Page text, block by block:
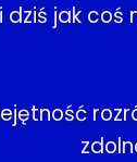
dziś jak